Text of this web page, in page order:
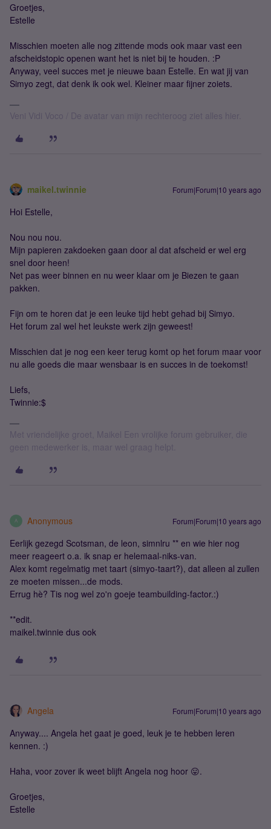
Groetjes,
Estelle
Misschien moeten alle nog zittende mods ook maar vast een
afscheidstopic openen want het is niet bij te houden. :P
Anyway, veel succes met je nieuwe baan Estelle. En wat jij van
Simyo zegt, dat denk ik ook wel. Kleiner maar fijner zoiets.
Veni Vidi Voco / De avatar van mijn rechteroog ziet alles hier.
maikel.twinnie Forum|Forum|10 years ago
Hoi Estelle,
Nou nou nou.
Mijn papieren zakdoeken gaan door al dat afscheid er wel erg
snel door heen!
Net pas weer binnen en nu weer klaar om je Biezen te gaan
pakken.
Fijn om te horen dat je een leuke tijd hebt gehad bij Simyo.
Het forum zal wel het leukste werk zijn geweest!
Misschien dat je nog een keer terug komt op het forum maar voor
nu alle goeds die maar wensbaar is en succes in de toekomst!
Liefs,
Twinnie:$
Met vriendelijke groet, Maikel Een vrolijke forum gebruiker, die
geen medewerker is, maar wel graag helpt.
A Anonymous Forum|Forum|10 years ago
Eerlijk gezegd Scotsman, de leon, simnlru ** en wie hier nog
meer reageert o.a. ik snap er helemaal-niks-van.
Alex komt regelmatig met taart (simyo-taart?), dat alleen al zullen
ze moeten missen...de mods.
Errug hè? Tis nog wel zo'n goeje teambuilding-factor.:)
**edit.
maikel.twinnie dus ook
Angela Forum|Forum|10 years ago
Anyway.... Angela het gaat je goed, leuk je te hebben leren
kennen. :)
Haha, voor zover ik weet blijft Angela nog hoor 😛.
Groetjes,
Estelle